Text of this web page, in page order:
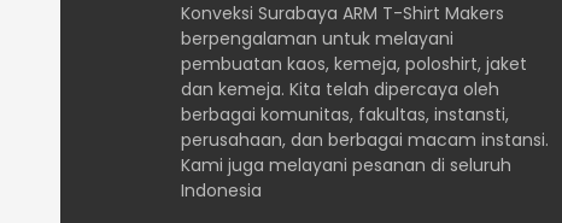
Konveksi Surabaya ARM T-Shirt Makers
berpengalaman untuk melayani
pembuatan kaos, kemeja, poloshirt, jaket
dan kemeja. Kita telah dipercaya oleh
berbagai komunitas, fakultas, instansti,
perusahaan, dan berbagai macam instansi.
Kami juga melayani pesanan di seluruh
Indonesia